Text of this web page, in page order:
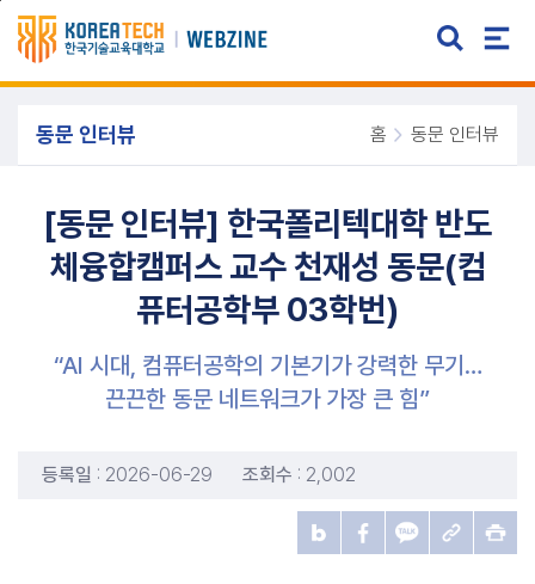
주메뉴 바로가기
본문 바로가기
동문 인터뷰 홈 동문 인터뷰
[동문 인터뷰] 한국폴리텍대학 반도
체융합캠퍼스 교수 천재성 동문(컴
퓨터공학부 03학번)
“AI 시대, 컴퓨터공학의 기본기가 강력한 무기…
끈끈한 동문 네트워크가 가장 큰 힘”
등록일 : 2026-06-29 조회수 : 2,002